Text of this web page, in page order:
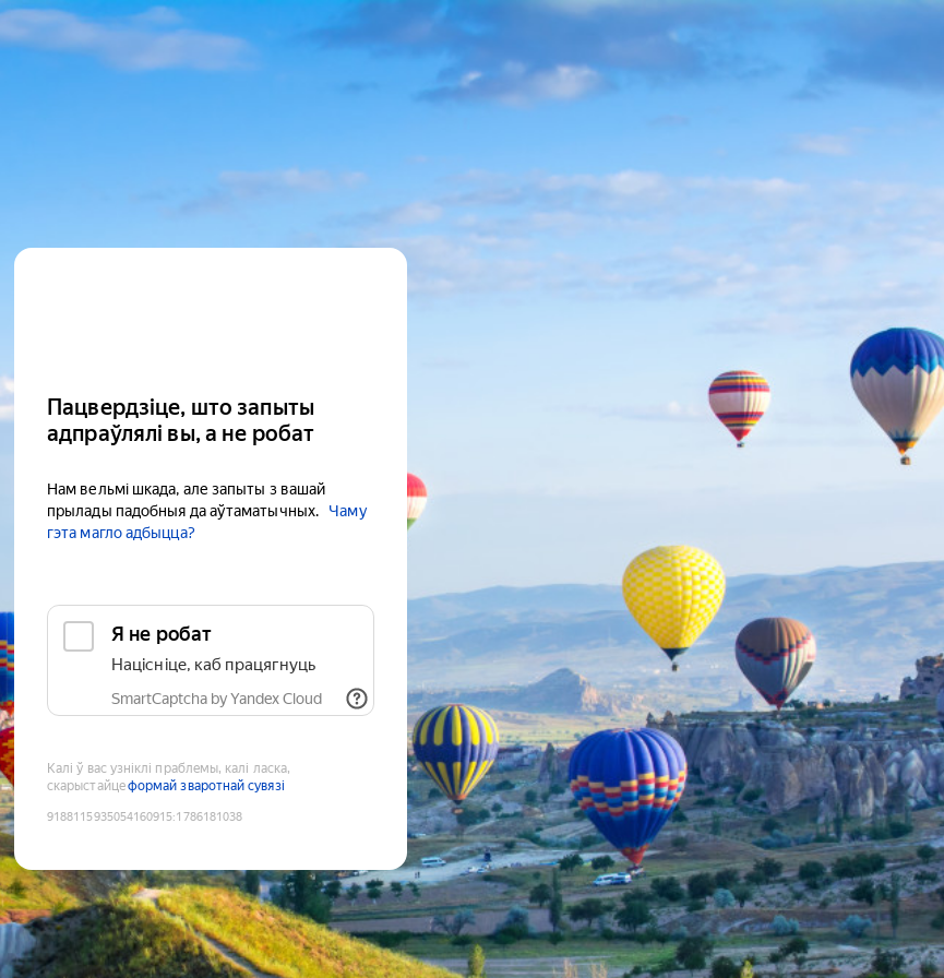
Пацвердзіце, што запыты
адпраўлялі вы, а не робат
Нам вельмі шкада, але запыты з вашай
прылады падобныя да аўтаматычных.
Чаму
гэта магло адбыцца?
Я не робат
Націсніце, каб працягнуць
SmartCaptcha by Yandex Cloud
Калі ў вас узніклі праблемы, калі ласка,
скарыстайцеформай зваротнай сувязі
9188115935054160915:1786181038